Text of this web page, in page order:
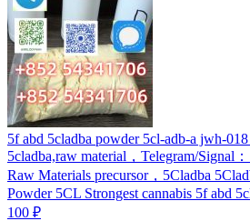
5f abd 5cladba powder 5cl-adb-a jwh-
5cladba,raw material，Telegram/Signal
Raw Materials precursor，5Cladba
Powder 5CL Strongest cannabis 5f abd
100 ₽